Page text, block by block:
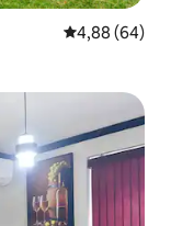
Priemerné
4,88 (64)